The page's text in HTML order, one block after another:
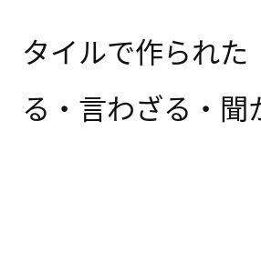
タイルで作られた
る・言わざる・聞